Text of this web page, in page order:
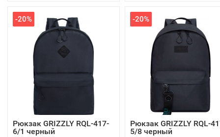
-20%
Рюкзак GRIZZLY RQL-417-
6/1 черный
-20%
Рюкзак GRIZZLY RQL-
5/8 черный